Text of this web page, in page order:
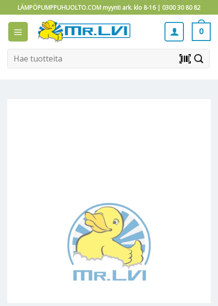
to
content
LÄMPÖPUMPPUHUOLTO.COM myynti ark. klo 8-16 | 0300 30 80 82
0
Etsi: barcode_scanner